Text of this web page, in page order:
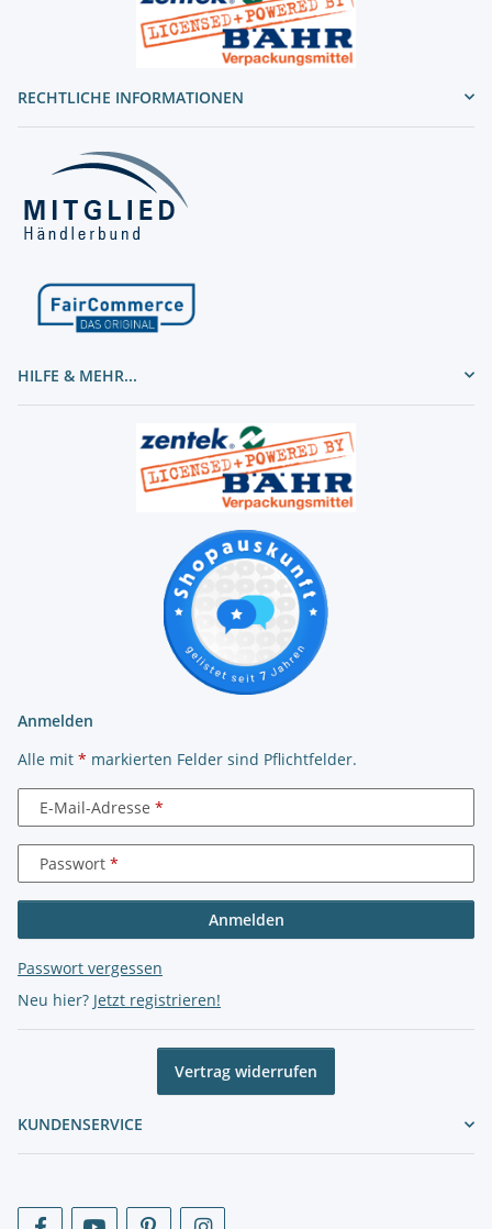
RECHTLICHE INFORMATIONEN
HILFE & MEHR...
Anmelden
Alle mit * markierten Felder sind Pflichtfelder.
E-Mail-Adresse
Passwort
Anmelden
Passwort vergessen
Neu hier? Jetzt registrieren!
Vertrag widerrufen
KUNDENSERVICE